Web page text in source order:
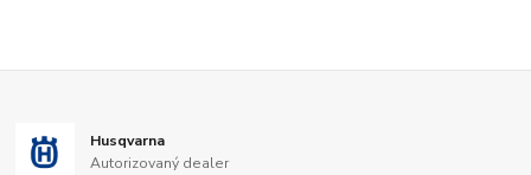
Husqvarna
Autorizovaný dealer